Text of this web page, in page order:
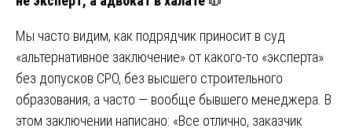
Мы часто видим, как подрядчик приносит в суд
«альтернативное заключение» от какого-то «эксперта»
без допусков СРО, без высшего строительного
образования, а часто — вообще бывшего менеджера. В
этом заключении написано: «Все отлично, заказчик